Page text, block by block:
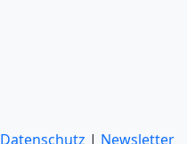
Datenschutz | Newsletter